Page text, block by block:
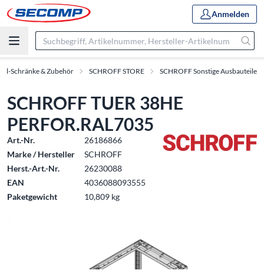
Anmelden
Schränke & Zubehör SCHROFF STORE SCHROFF Sonstige Ausbauteile
SCHROFF TUER 38HE
PERFOR.RAL7035
Art.-Nr.
26186866
Marke / Hersteller
SCHROFF
Herst.-Art.-Nr.
26230088
EAN
4036088093555
Paketgewicht
10,809 kg